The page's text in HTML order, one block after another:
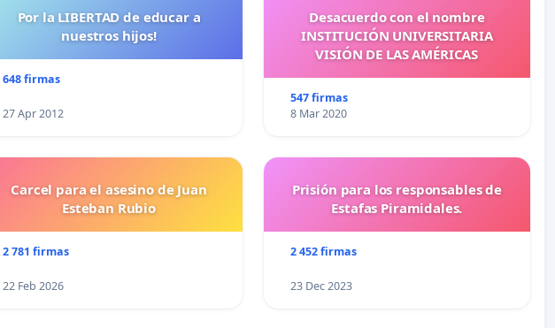
Por la LIBERTAD de educar a
nuestros hijos!
648 firmas
27 Apr 2012
Desacuerdo con el nombre
INSTITUCIÓN UNIVERSITARIA
VISIÓN DE LAS AMÉRICAS
547 firmas
8 Mar 2020
Carcel para el asesino de Juan
Esteban Rubio
2 781 firmas
22 Feb 2026
Prisión para los responsables de
Estafas Piramidales.
2 452 firmas
23 Dec 2023